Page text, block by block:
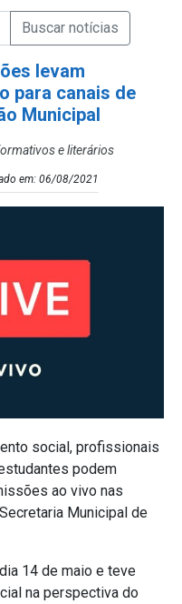
Notícias
Enviar a Busca de Notícias
levam
para canais de
Municipal
e literários
em: 06/08/2021
social, profissionais
podem
ao vivo nas
Municipal de
14 de maio e teve
na perspectiva do